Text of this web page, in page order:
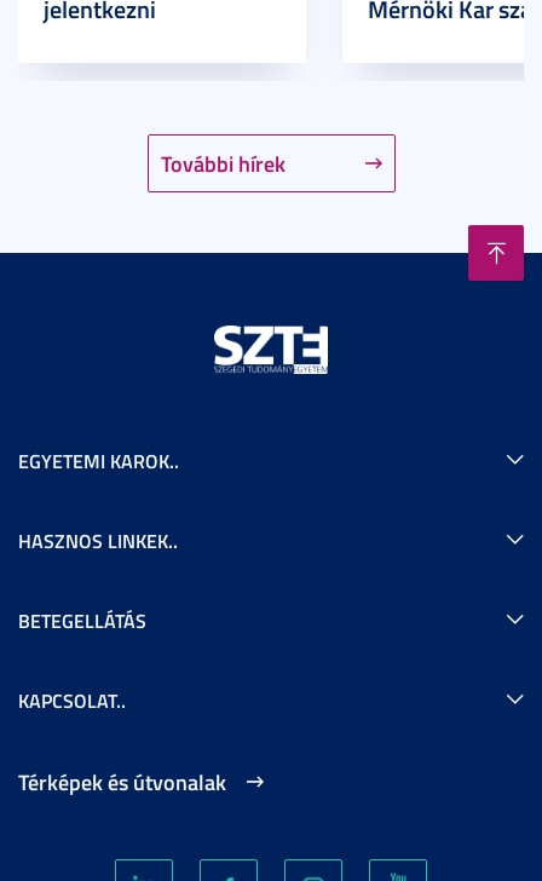
További hírek
jelentkezni
Mérnöki Kar
EGYETEMI KAROK..
HASZNOS LINKEK..
BETEGELLÁTÁS
KAPCSOLAT..
Térképek és útvonalak